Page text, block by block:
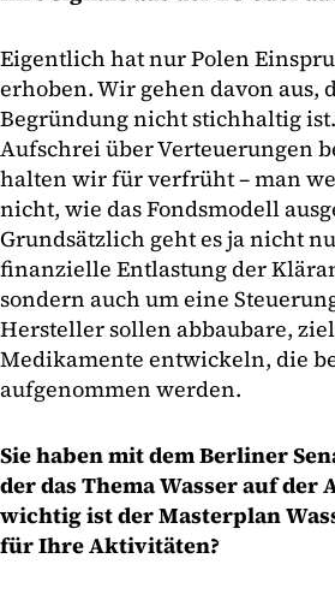
Eigentlich hat nur Polen
erhoben. Wir gehen davon aus,
Begründung nicht stichhaltig
Aufschrei über Verteuerungen
halten wir für verfrüht – man
nicht, wie das Fondsmodell
Grundsätzlich geht es ja nicht
finanzielle Entlastung der
sondern auch um eine
Hersteller sollen abbaubare,
Medikamente entwickeln, die
aufgenommen werden.
Sie haben mit dem Berliner
der das Thema Wasser auf der
wichtig ist der Masterplan
für Ihre Aktivitäten?